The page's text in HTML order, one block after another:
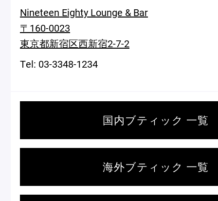
催事出店のお知らせ
ピエール・エルメ・パリ
Nineteen Eighty Lounge & Bar
〒160-0023
東京都新宿区西新宿2-7-2
Tel: 03-3348-1234
国内ブティック 一覧
海外ブティック 一覧